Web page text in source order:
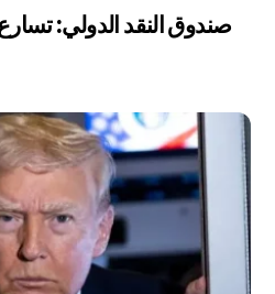
صندوق النقد الدولي: